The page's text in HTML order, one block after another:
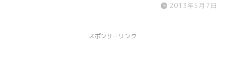
2013年5月7日
スポンサーリンク